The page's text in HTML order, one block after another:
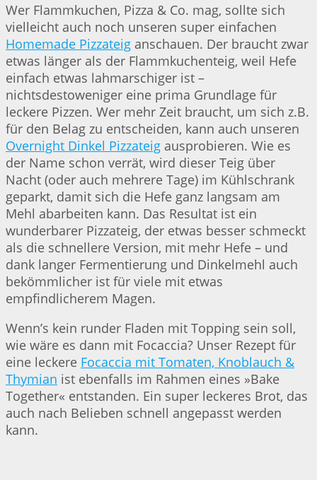
Wer Flammkuchen, Pizza & Co. mag, sollte sich
vielleicht auch noch unseren super einfachen
Homemade Pizzateig anschauen. Der braucht zwar
etwas länger als der Flammkuchenteig, weil Hefe
einfach etwas lahmarschiger ist –
nichtsdestoweniger eine prima Grundlage für
leckere Pizzen. Wer mehr Zeit braucht, um sich z.B.
für den Belag zu entscheiden, kann auch unseren
Overnight Dinkel Pizzateig ausprobieren. Wie es
der Name schon verrät, wird dieser Teig über
Nacht (oder auch mehrere Tage) im Kühlschrank
geparkt, damit sich die Hefe ganz langsam am
Mehl abarbeiten kann. Das Resultat ist ein
wunderbarer Pizzateig, der etwas besser schmeckt
als die schnellere Version, mit mehr Hefe – und
dank langer Fermentierung und Dinkelmehl auch
bekömmlicher ist für viele mit etwas
empfindlicherem Magen.
Wenn’s kein runder Fladen mit Topping sein soll,
wie wäre es dann mit Focaccia? Unser Rezept für
eine leckere Focaccia mit Tomaten, Knoblauch &
Thymian ist ebenfalls im Rahmen eines »Bake
Together« entstanden. Ein super leckeres Brot, das
auch nach Belieben schnell angepasst werden
kann.